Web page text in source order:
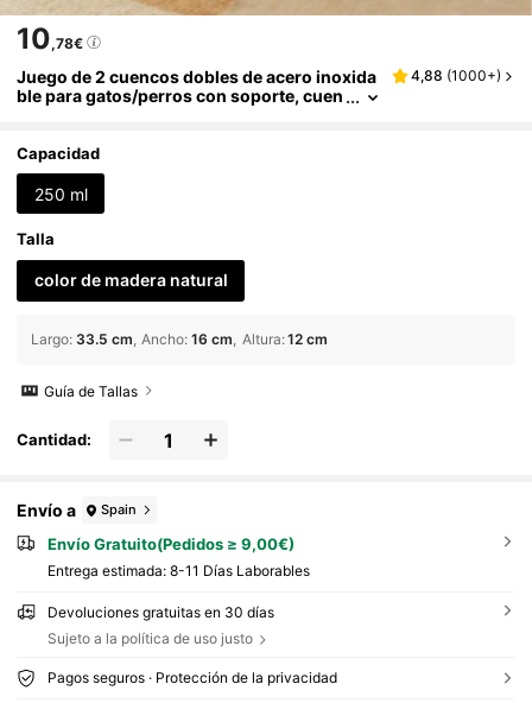
10,78€
Juego de 2 cuencos dobles de acero inoxida
ble para gatos/perros con soporte, cuen
o, amigable con los bigotes
4,88 (1000+)
Capacidad
250 ml
Talla
color de madera natural
Largo: 33.5 cm Ancho: 16 cm Altura:12 cm
Guía de Tallas
Cantidad:
Envío a Spain
Envío Gratuito(Pedidos ≥ 9,00€)
Entrega estimada: 8-11 Días Laborables
Devoluciones gratuitas en 30 días
Sujeto a la política de uso justo
Pagos seguros · Protección de la privacidad